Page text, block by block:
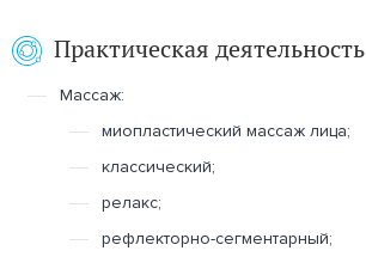
Практическая деятельность
Массаж:
миопластический массаж лица;
классический;
релакс;
рефлекторно-сегментарный;